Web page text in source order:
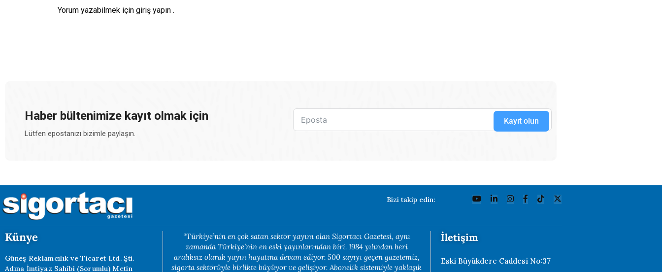
Yorum yazabilmek için giriş yapın .
Haber bültenimize kayıt olmak için
Lütfen epostanızı bizimle paylaşın.
Kayıt olun
Bizi takip edin:
Künye
Güneş Reklamcılık ve Ticaret Ltd. Şti.
Adına İmtiyaz Sahibi (Sorumlu) Metin
“Türkiye’nin en çok satan sektör yayını olan Sigortacı Gazetesi, aynı
zamanda Türkiye’nin en eski yayınlarından biri. 1984 yılından beri
aralıksız olarak yayın hayatına devam ediyor. 500 sayıyı geçen gazetemiz,
sigorta sektörüyle birlikte büyüyor ve gelişiyor. Abonelik sistemiyle yaklaşık
İletişim
Eski Büyükdere Caddesi No:37